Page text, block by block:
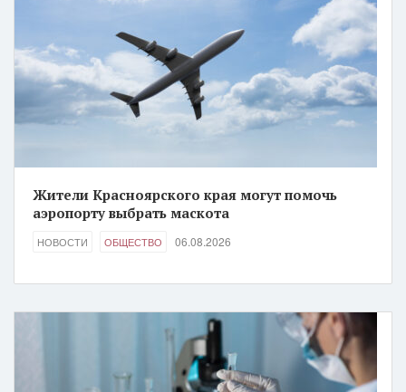
Жители Красноярского края могут помочь
аэропорту выбрать маскота
НОВОСТИ ОБЩЕСТВО 06.08.2026